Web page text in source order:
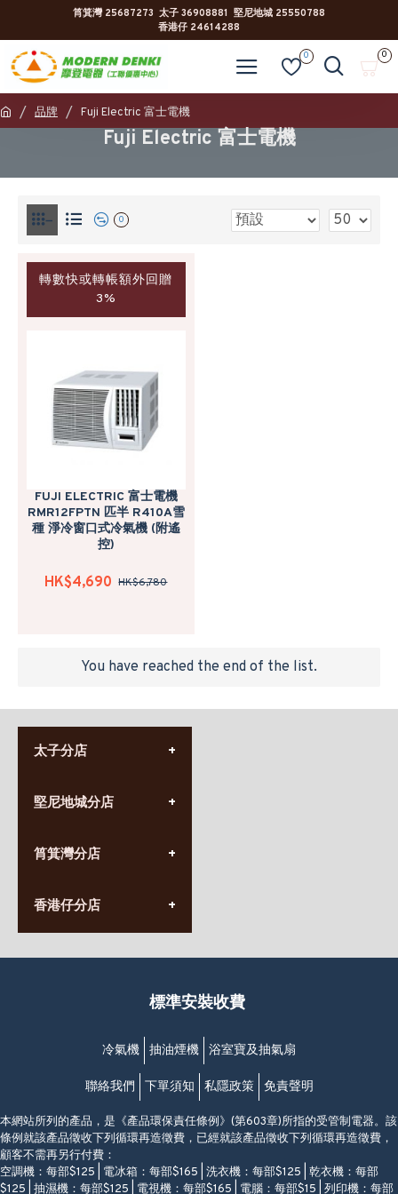
筲箕灣 25687273 太子 36908881 堅尼地城 25550788
香港仔 24614288
0 0
品牌 Fuji Electric 富士電機
Fuji Electric 富士電機
0
轉數快或轉帳額外回贈
3%
FUJI ELECTRIC 富士電機
RMR12FPTN 匹半 R410A雪
種 淨冷窗口式冷氣機 (附遙
控)
HK$4,690 HK$6,780
You have reached the end of the list.
太子分店
營業時間:
九龍太子太子道西141號
堅尼地城分店
營業時間:
香港堅尼地城卑路乍街
(堅尼地城地鐵站B出口)
筲箕灣分店
營業時間:
(10:00am-20:30pm)
香港仔分店
營業時間:
香港香港仔成都道20-28號
(黃竹坑地鐵站轉4M專線小巴)
標準安裝收費
冷氣機 抽油煙機 浴室寶及抽氣扇
聯絡我們 下單須知 私隱政策 免責聲明
本網站所列的產品，是《產品環保責任條例》(第603章)所指的受管制電器。該
條例就該產品徵收下列循環再造徵費，已經就該產品徵收下列循環再造徵費，
顧客不需再另行付費：
空調機：每部$125 | 電冰箱：每部$165 | 洗衣機：每部$125 | 乾衣機：每部
$125 | 抽濕機：每部$125 | 電視機：每部$165 | 電腦：每部$15 | 列印機：每部